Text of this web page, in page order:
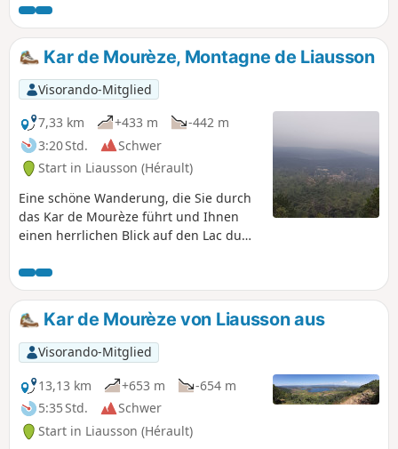
Moles hinauf. Diese Wanderung ist
ergehenen Wanderern vorbehalten, die
sich im Gelände auskennen und gerne
abseits der ausgetretenen Pfade
unterwegs sind. Der Weg ist in den
Ruffes (roter Erde) nicht immer leicht zu
erkennen. Rückweg über Mas Bousquet
und Mas Valos le Vieux und Valos le Bas.
Keine Markierungen – GPS sehr
nützlich.
Kar de Mourèze, Montagne de Liausson
Visorando-Mitglied
7,33 km
+433 m
-442 m
3:20 Std.
Schwer
Start in Liausson (Hérault)
Eine schöne Wanderung, die Sie durch
das Kar de Mourèze führt und Ihnen
einen herrlichen Blick auf den Lac du
je nach Brandgefahr verboten sein.
Denken Sie daran, die Karte zu
konsultieren.
Kar de Mourèze von Liausson aus
Visorando-Mitglied
13,13 km
+653 m
-654 m
5:35 Std.
Schwer
Start in Liausson (Hérault)